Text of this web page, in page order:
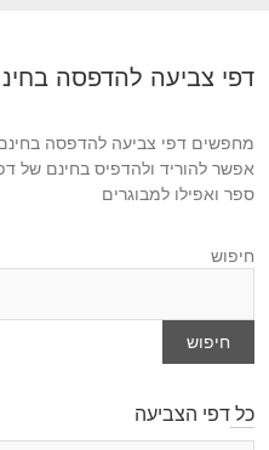
דפי צביעה להדפסה
מחפשים דפי צביעה להדפסה
אפשר להוריד ולהדפיס בחינם של
ספר ואפילו למבוגרים
חיפוש
חיפוש
כל דפי הצביעה